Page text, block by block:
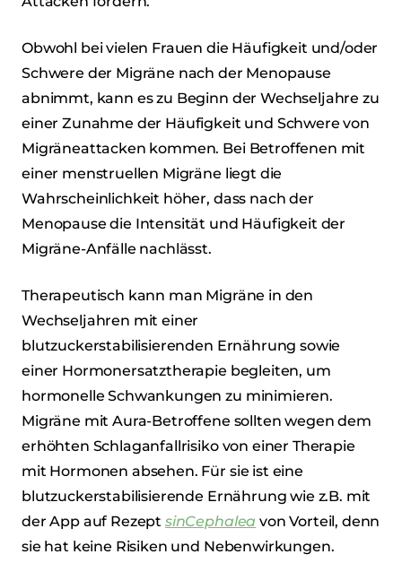
Obwohl bei vielen Frauen die Häufigkeit und/oder
Schwere der Migräne nach der Menopause
abnimmt, kann es zu Beginn der Wechseljahre zu
einer Zunahme der Häufigkeit und Schwere von
Migräneattacken kommen. Bei Betroffenen mit
einer menstruellen Migräne liegt die
Wahrscheinlichkeit höher, dass nach der
Menopause die Intensität und Häufigkeit der
Migräne-Anfälle nachlässt.
Therapeutisch kann man Migräne in den
Wechseljahren mit einer
blutzuckerstabilisierenden Ernährung sowie
einer Hormonersatztherapie begleiten, um
hormonelle Schwankungen zu minimieren.
Migräne mit Aura-Betroffene sollten wegen dem
erhöhten Schlaganfallrisiko von einer Therapie
mit Hormonen absehen. Für sie ist eine
blutzuckerstabilisierende Ernährung wie z.B. mit
der App auf Rezept sinCephalea von Vorteil, denn
sie hat keine Risiken und Nebenwirkungen.